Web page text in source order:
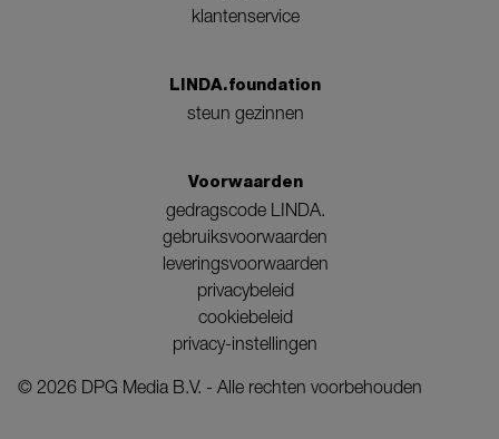
klantenservice
LINDA.foundation
steun gezinnen
Voorwaarden
gedragscode LINDA.
gebruiksvoorwaarden
leveringsvoorwaarden
privacybeleid
cookiebeleid
privacy-instellingen
© 2026 DPG Media B.V. - Alle rechten voorbehouden